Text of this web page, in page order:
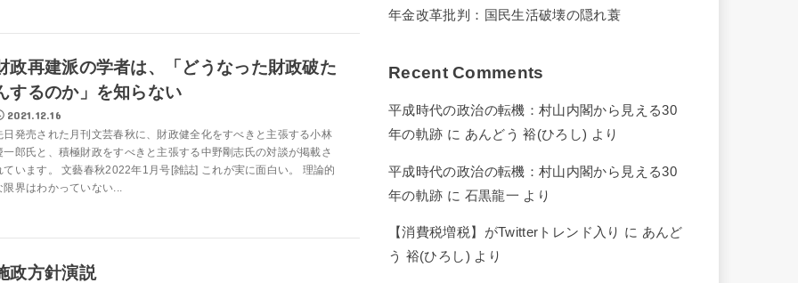
政再建派の学者は、「どうなった財政破た
するのか」を知らない
2021.12.16
日発売された月刊文芸春秋に、財政健全化をすべきと主張する小林
一郎氏と、積極財政をすべきと主張する中野剛志氏の対談が掲載さ
ています。 文藝春秋2022年1月号[雑誌] これが実に面白い。 理論的
限界はわかっていない...
政方針演説
年金改革批判：国民生活破壊の隠れ蓑
Recent Comments
平成時代の政治の転機：村山内閣から見える30
年の軌跡 に あんどう 裕(ひろし) より
平成時代の政治の転機：村山内閣から見える30
年の軌跡 に 石黒龍一 より
【消費税増税】がTwitterトレンド入り に あんど
う 裕(ひろし) より